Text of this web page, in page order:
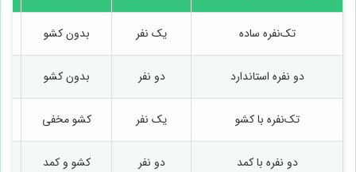
تک‌نفره ساده یک نفر بدون کشو
دو نفره استاندارد دو نفر بدون کشو
تک‌نفره با کشو یک نفر کشو مخفی
دو نفره با کمد دو نفر کشو و کمد